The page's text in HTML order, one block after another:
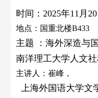
时间：2025年11月
地点：国重北楼B433
主题 ：海外深造与
南洋理工大学人文社
主讲人：崔峰，
上海外国语大学文